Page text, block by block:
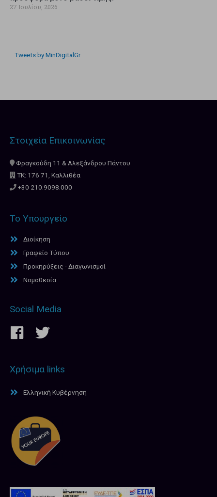
27 Ιουλίου, 2026
Tweets by MinDigitalGr
Στοιχεία Επικοινωνίας
Φραγκούδη 11 & Αλεξάνδρου Πάντου
ΤΚ: 176 71, Καλλιθέα
+30 210.9098.000
Το Υπουργείο
Διοίκηση
Γραφείο Τύπου
Προκηρύξεις - Διαγωνισμοί
Νομοθεσία
Social Media
Χρήσιμα links
Ελληνική Κυβέρνηση